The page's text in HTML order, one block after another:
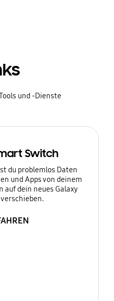
und -Dienste
Switch
du problemlos Daten
und Apps von deinem
dein neues Galaxy